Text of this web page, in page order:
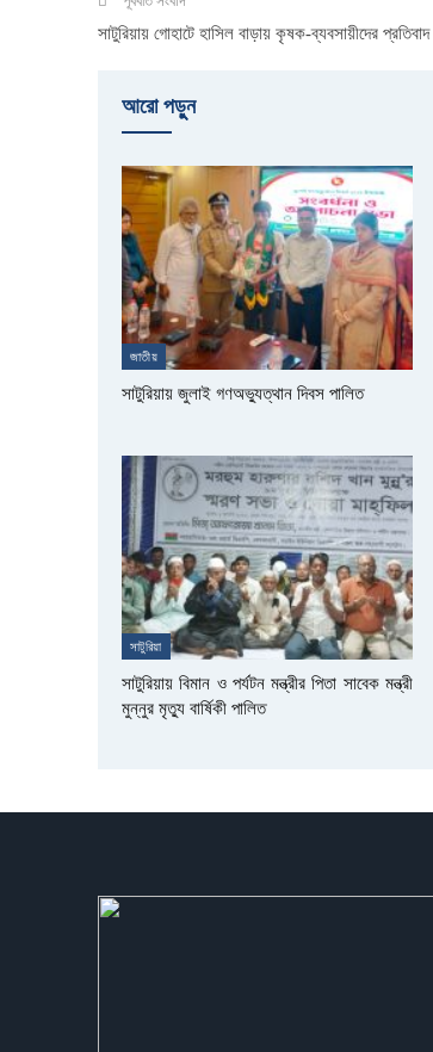
সাটুরিয়ায় গোহাটে হাসিল বাড়ায় কৃষক-ব্যবসায়ীদের প্রতিবাদ
আরো পড়ুুন
জাতীয়
সাটুরিয়ায় জুলাই গণঅভ্যুত্থান দিবস পালিত
সাটুরিয়া
সাটুরিয়ায় বিমান ও পর্যটন মন্ত্রীর পিতা সাবেক মন্ত্রী
মুন্নুর মৃত্যু বার্ষিকী পালিত